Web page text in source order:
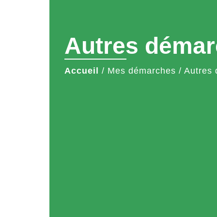
Autres
Accueil / Mes démarches / Autres